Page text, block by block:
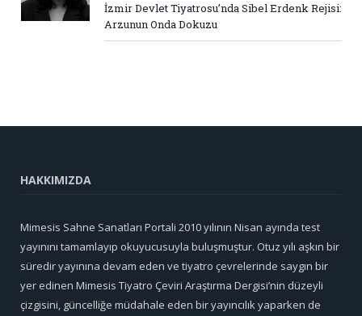
İzmir Devlet Tiyatrosu’nda Sibel Erdenk Rejisi:
Arzunun Onda Dokuzu
HAKKIMIZDA
Mimesis Sahne Sanatları Portali 2010 yılının Nisan ayında test
yayınını tamamlayıp okuyucusuyla buluşmuştur. Otuz yılı aşkın bir
süredir yayınına devam eden ve tiyatro çevrelerinde saygın bir
yer edinen Mimesis Tiyatro Çeviri Araştırma Dergisi’nin düzeyli
çizgisini, güncelliğe müdahale eden bir yayıncılık yaparken de